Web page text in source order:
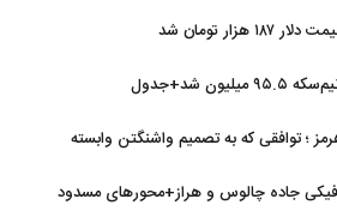
تومان شد
شد+جدول
؛ توافقی که به تصمیم واشنگتن وابسته
جاده چالوس و هراز+محورهای مسدود